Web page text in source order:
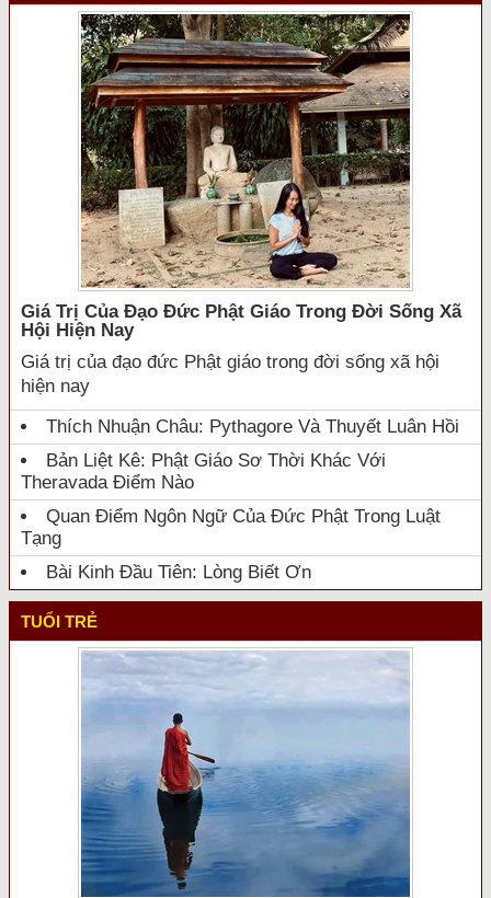
Giá Trị Của Đạo Đức Phật Giáo Trong Đời Sống Xã
Hội Hiện Nay
Giá trị của đạo đức Phật giáo trong đời sống xã hội
hiện nay
Thích Nhuận Châu: Pythagore Và Thuyết Luân Hồi
Bản Liệt Kê: Phật Giáo Sơ Thời Khác Với
Theravada Điểm Nào
Quan Điểm Ngôn Ngữ Của Đức Phật Trong Luật
Tạng
Bài Kinh Đầu Tiên: Lòng Biết Ơn
TUỔI TRẺ